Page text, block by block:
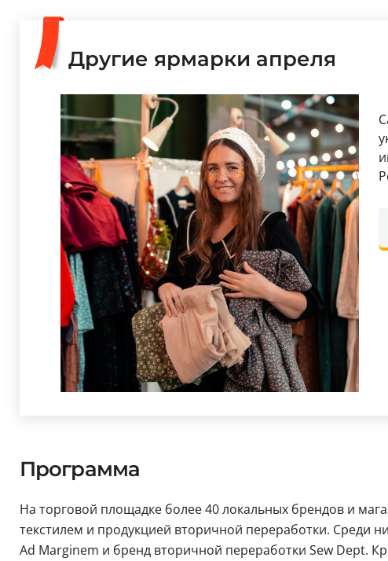
Другие ярмарки апреля
Программа
На торговой площадке более 40 локальных брендов и
текстилем и продукцией вторичной переработки. Среди
Ad Marginem и бренд вторичной переработки Sew Dept.